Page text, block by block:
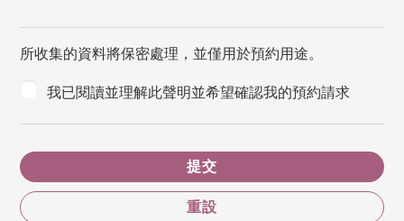
所收集的資料將保密處理，並僅用於預約用途。
我已閱讀並理解此聲明並希望確認我的預約請求
提交
重設